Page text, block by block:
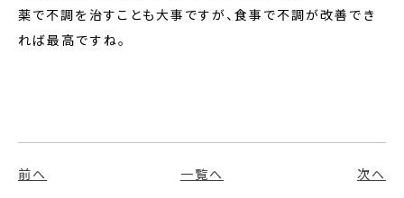
薬で不調を治すことも大事ですが、食事で不調が改善でき
れば最高ですね。
前へ 一覧へ 次へ